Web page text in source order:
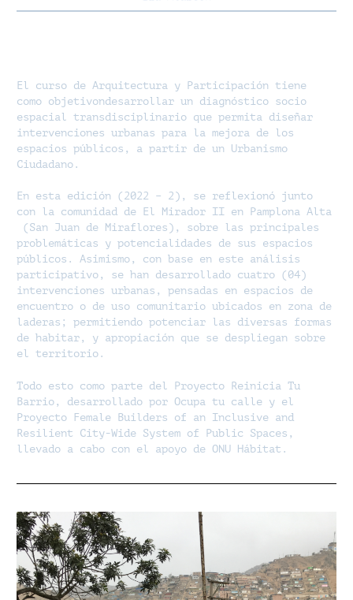
El curso de Arquitectura y Participación tiene
como objetivondesarrollar un diagnóstico socio
espacial transdisciplinario que permita diseñar
intervenciones urbanas para la mejora de los
espacios públicos, a partir de un Urbanismo
Ciudadano.
En esta edición (2022 – 2), se reflexionó junto
con la comunidad de El Mirador II en Pamplona Alta
(San Juan de Miraflores), sobre las principales
problemáticas y potencialidades de sus espacios
públicos. Asimismo, con base en este análisis
participativo, se han desarrollado cuatro (04)
intervenciones urbanas, pensadas en espacios de
encuentro o de uso comunitario ubicados en zona de
laderas; permitiendo potenciar las diversas formas
de habitar, y apropiación que se despliegan sobre
el territorio.
Todo esto como parte del Proyecto Reinicia Tu
Barrio, desarrollado por Ocupa tu calle y el
Proyecto Female Builders of an Inclusive and
Resilient City-Wide System of Public Spaces,
llevado a cabo con el apoyo de ONU Hábitat.